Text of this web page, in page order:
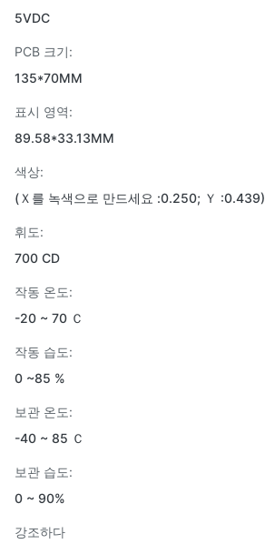
5VDC
PCB 크기:
135*70MM
표시 영역:
89.58*33.13MM
색상:
(Ｘ를 녹색으로 만드세요 :0.250; Ｙ :0.439)
휘도:
700 CD
작동 온도:
-20 ~ 70 Ｃ
작동 습도:
0 ~85 %
보관 온도:
-40 ~ 85 Ｃ
보관 습도:
0 ~ 90%
강조하다